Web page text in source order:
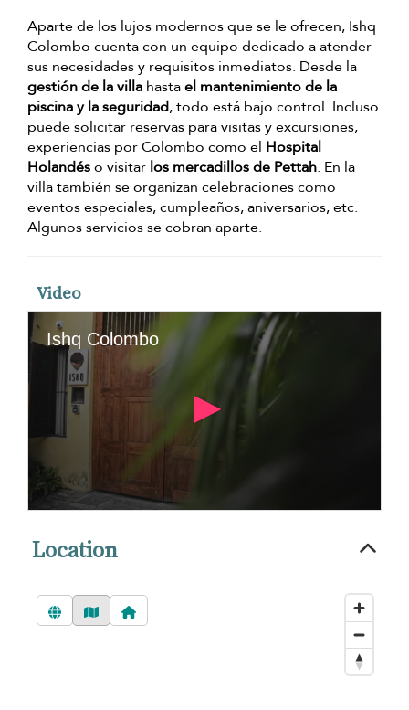
Aparte de los lujos modernos que se le ofrecen, Ishq
Colombo cuenta con un equipo dedicado a atender
sus necesidades y requisitos inmediatos. Desde la
gestión de la villa hastael mantenimiento de la
piscina y la seguridad, todo está bajo control. Incluso
puede solicitar reservas para visitas y excursiones,
experiencias por Colombo como el Hospital
Holandéso visitar los mercadillos de Pettah. En la
villa también se organizan celebraciones como
eventos especiales, cumpleaños, aniversarios, etc.
Algunos servicios se cobran aparte.
Video
Location